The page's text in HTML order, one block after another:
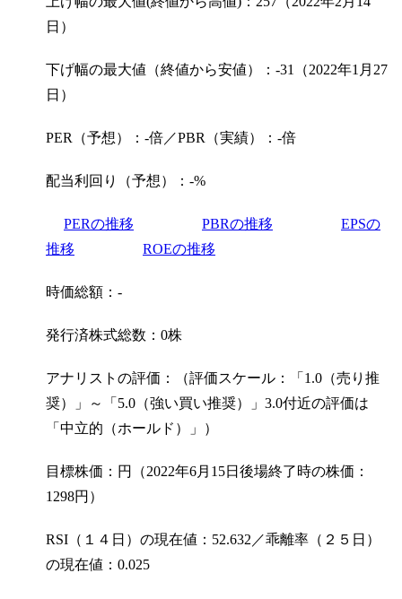
日）
下げ幅の最大値（終値から安値）：-31（2022年1月27
日）
PER（予想）：-倍／PBR（実績）：-倍
配当利回り（予想）：-%
PERの推移 PBRの推移
EPSの
推移
ROEの推移
時価総額：-
発行済株式総数：0株
アナリストの評価：（評価スケール：「1.0（売り推
奨）」～「5.0（強い買い推奨）」3.0付近の評価は
「中立的（ホールド）」）
目標株価：円（2022年6月15日後場終了時の株価：
1298円）
RSI（１４日）の現在値：52.632／乖離率（２５日）
の現在値：0.025